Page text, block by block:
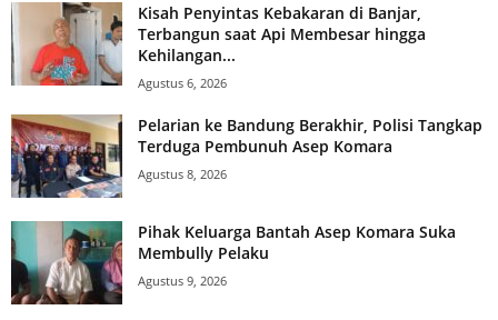
Kisah Penyintas Kebakaran di Banjar,
Terbangun saat Api Membesar hingga
Kehilangan...
Agustus 6, 2026
Pelarian ke Bandung Berakhir, Polisi Tangkap
Terduga Pembunuh Asep Komara
Agustus 8, 2026
Pihak Keluarga Bantah Asep Komara Suka
Membully Pelaku
Agustus 9, 2026